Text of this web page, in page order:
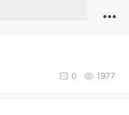
in
/webdata/new.iuvs.c
1977
0